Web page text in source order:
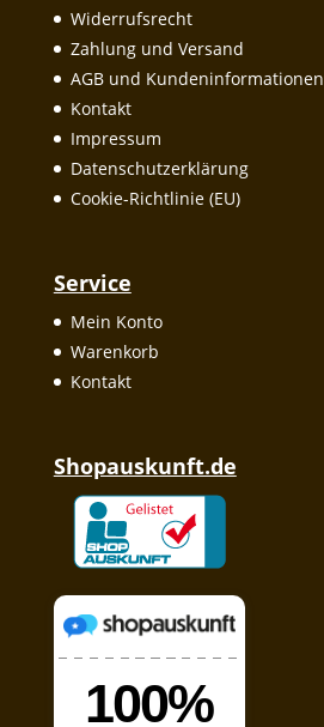
Widerrufsrecht
Zahlung und Versand
AGB und Kundeninformationen
Kontakt
Impressum
Datenschutzerklärung
Cookie-Richtlinie (EU)
Service
Mein Konto
Warenkorb
Kontakt
Shopauskunft.de